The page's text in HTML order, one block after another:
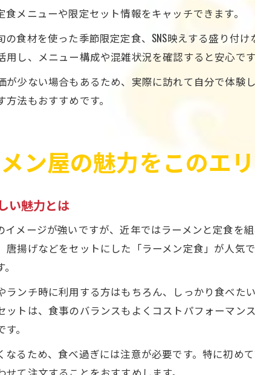
メニューや限定セット情報をキャッチできます。
食材を使った季節限定定食、SNS映えする盛り付
し、メニュー構成や混雑状況を確認すると安心です
が少ない場合もあるため、実際に訪れて自分で体験
法もおすすめです。
ン屋の魅力をこのエ
い魅力とは
イメージが強いですが、近年ではラーメンと定食を
揚げなどをセットにした「ラーメン定食」が人気
ランチ時に利用する方はもちろん、しっかり食べた
ットは、食事のバランスもよくコストパフォーマン
。
なるため、食べ過ぎには注意が必要です。特に初め